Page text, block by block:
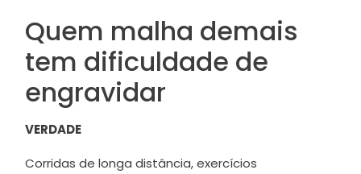
Quem malha demais
tem dificuldade de
engravidar
VERDADE
Corridas de longa distância, exercícios